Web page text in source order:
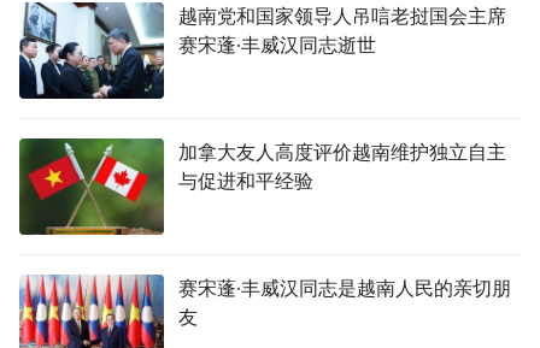
越南党和国家领导人吊唁老挝国会主席
赛宋蓬·丰威汉同志逝世
加拿大友人高度评价越南维护独立自主
与促进和平经验
赛宋蓬·丰威汉同志是越南人民的亲切朋
友